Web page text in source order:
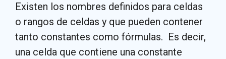
Existen los nombres definidos para celdas
o rangos de celdas y que pueden contener
tanto constantes como fórmulas. Es decir,
una celda que contiene una constante